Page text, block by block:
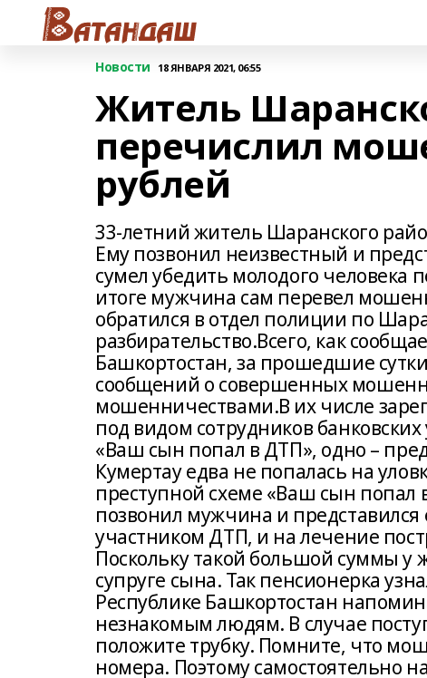
Новости 18 ЯНВАРЯ 2021, 06:55
Житель
перечислил
рублей
33-летний житель Шаранского
Ему позвонил неизвестный и
сумел убедить молодого человека
итоге мужчина сам перевел
обратился в отдел полиции по
разбирательство.Всего, как
Башкортостан, за прошедшие
сообщений о совершенных
мошенничествами.В их числе
под видом сотрудников
«Ваш сын попал в ДТП», одно –
Кумертау едва не попалась на
преступной схеме «Ваш сын попал
позвонил мужчина и
участником ДТП, и на лечение
Поскольку такой большой суммы у
супруге сына. Так пенсионерка
Республике Башкортостан
незнакомым людям. В случае
положите трубку. Помните, что
номера. Поэтому самостоятельно